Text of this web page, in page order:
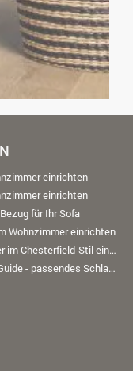
einrichten
einrichten
für Ihr Sofa
Wohnzimmer einrichten
Wohnzimmer im Chesterfield-Stil einrichten
Schlafsofa-Guide - passendes Schlafsofa finden